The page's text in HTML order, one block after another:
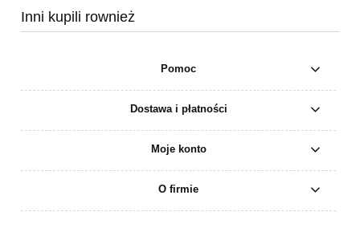
Inni kupili rownież
Pomoc
Dostawa i płatności
Moje konto
O firmie